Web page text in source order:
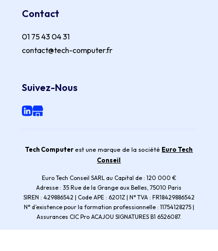
Contact
01 75 43 04 31
contact@tech-computer.fr
Suivez-Nous
Tech Computerest une marque de la société Euro Tech
Conseil
Euro Tech Conseil SARL au Capital de : 120 000 €
Adresse : 35 Rue de la Grange aux Belles, 75010 Paris
SIREN : 429886542 | Code APE : 6201Z | N° TVA : FR18429886542
N° d’existence pour la formation professionnelle : 11754128275 |
Assurances CIC Pro ACAJOU SIGNATURES B1 6526087.